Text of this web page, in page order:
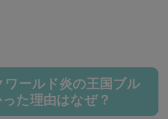
ワールド炎の王国ブル
た理由はなぜ？